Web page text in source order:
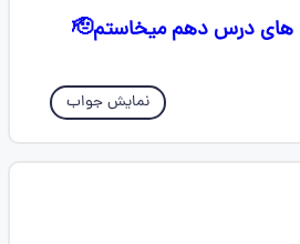
های درس دهم میخاستم🫡
نمایش جواب